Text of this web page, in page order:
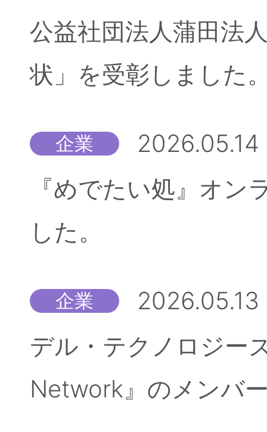
公益社団法人蒲田法
状」を受彰しました
企業
2026.05.14
『めでたい処』オ
した。
企業
2026.05.13
デル・テクノロジー
Network』のメンバ